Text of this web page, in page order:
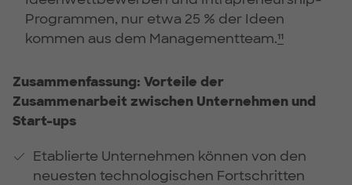
Programmen, nur etwa 25 % der Ideen
kommen aus dem Managementteam.¹¹
Zusammenfassung: Vorteile der
Zusammenarbeit zwischen Unternehmen und
Start-ups
Etablierte Unternehmen können von den
neuesten technologischen Fortschritten